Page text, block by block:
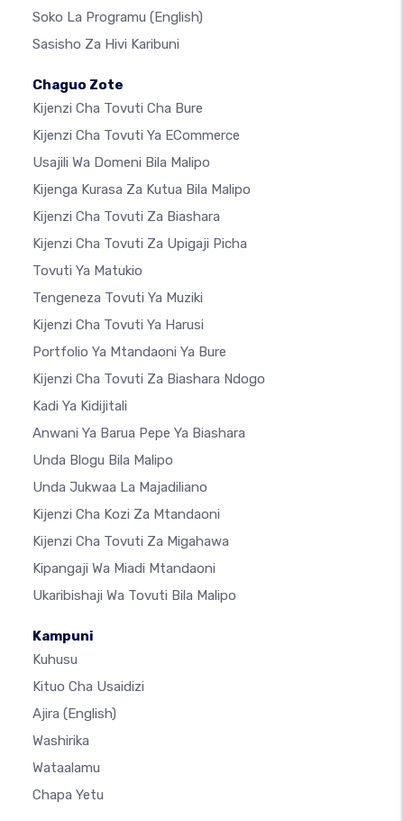
Soko La Programu (English)
Sasisho Za Hivi Karibuni
Chaguo Zote
Kijenzi Cha Tovuti Cha Bure
Kijenzi Cha Tovuti Ya ECommerce
Usajili Wa Domeni Bila Malipo
Kijenga Kurasa Za Kutua Bila Malipo
Kijenzi Cha Tovuti Za Biashara
Kijenzi Cha Tovuti Za Upigaji Picha
Tovuti Ya Matukio
Tengeneza Tovuti Ya Muziki
Kijenzi Cha Tovuti Ya Harusi
Portfolio Ya Mtandaoni Ya Bure
Kijenzi Cha Tovuti Za Biashara Ndogo
Kadi Ya Kidijitali
Anwani Ya Barua Pepe Ya Biashara
Unda Blogu Bila Malipo
Unda Jukwaa La Majadiliano
Kijenzi Cha Kozi Za Mtandaoni
Kijenzi Cha Tovuti Za Migahawa
Kipangaji Wa Miadi Mtandaoni
Ukaribishaji Wa Tovuti Bila Malipo
Kampuni
Kuhusu
Kituo Cha Usaidizi
Ajira (English)
Washirika
Wataalamu
Chapa Yetu